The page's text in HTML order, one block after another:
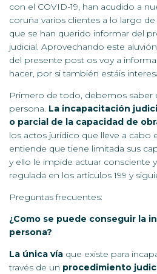
con el COVID-19, han acudido a
coruña varios clientes a lo largo
que se han querido informar del
judicial. Aprovechando este
del presente post os voy a
hacer, por si también estáis
Primero de todo, debemos saber
persona. La incapacitación
o parcial de la capacidad de
los actos jurídico que lleve a cabo
entiende que tiene limitada sus
y ello le impide actuar consciente
regulada en los artículos 199 y
Preguntas frecuentes:
¿Como se puede conseguir la
persona?
La única vía que existe para
través de un procedimiento